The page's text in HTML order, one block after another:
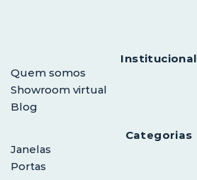
Institucional
Quem somos
Showroom virtual
Blog
Categorias
Janelas
Portas